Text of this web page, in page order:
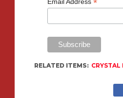
*
RELATED ITEMS: CRYSTAL